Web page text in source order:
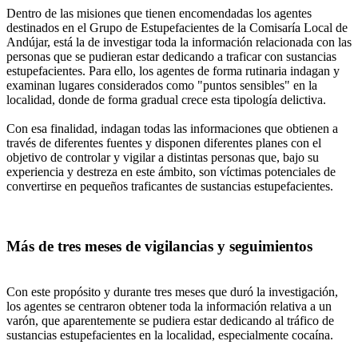
Dentro de las misiones que tienen encomendadas los agentes
destinados en el Grupo de Estupefacientes de la Comisaría Local de
Andújar, está la de investigar toda la información relacionada con las
personas que se pudieran estar dedicando a traficar con sustancias
estupefacientes. Para ello, los agentes de forma rutinaria indagan y
examinan lugares considerados como "puntos sensibles" en la
localidad, donde de forma gradual crece esta tipología delictiva.
Con esa finalidad, indagan todas las informaciones que obtienen a
través de diferentes fuentes y disponen diferentes planes con el
objetivo de controlar y vigilar a distintas personas que, bajo su
experiencia y destreza en este ámbito, son víctimas potenciales de
convertirse en pequeños traficantes de sustancias estupefacientes.
Más de tres meses de vigilancias y seguimientos
Con este propósito y durante tres meses que duró la investigación,
los agentes se centraron obtener toda la información relativa a un
varón, que aparentemente se pudiera estar dedicando al tráfico de
sustancias estupefacientes en la localidad, especialmente cocaína.